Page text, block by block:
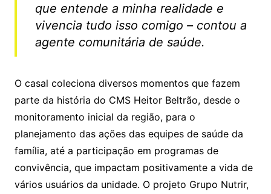
que entende a minha realidade e
vivencia tudo isso comigo – contou a
agente comunitária de saúde.
O casal coleciona diversos momentos que fazem
parte da história do CMS Heitor Beltrão, desde o
monitoramento inicial da região, para o
planejamento das ações das equipes de saúde da
família, até a participação em programas de
convivência, que impactam positivamente a vida de
vários usuários da unidade. O projeto Grupo Nutrir,